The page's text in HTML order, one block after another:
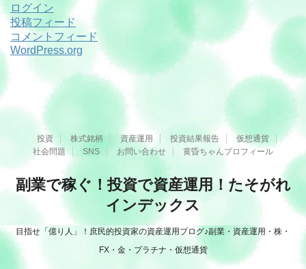
ログイン
投稿フィード
コメントフィード
WordPress.org
投資 株式銘柄 資産運用 投資結果報告
仮想通貨
社会問題
SNS お問い合わせ 黄昏ちゃんプロフィール
副業で稼ぐ！投資で資産運用！たそがれ
インデックス
目指せ「億り人」！庶民的投資家の資産運用ブログ♪副業・資産運用・株・
FX・金・プラチナ・仮想通貨